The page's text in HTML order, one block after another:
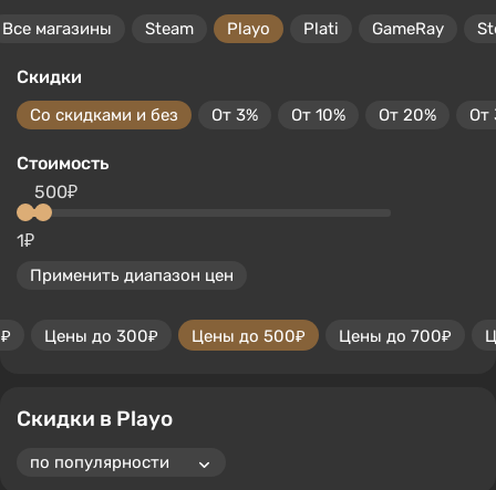
Все магазины Steam Playo Plati GameRay
Скидки
Со скидками и без От 3% От 10% От 20% От
Стоимость
1₽
500₽
Применить диапазон цен
Цены до 300₽ Цены до 500₽ Цены до 700₽
Скидки в Playo